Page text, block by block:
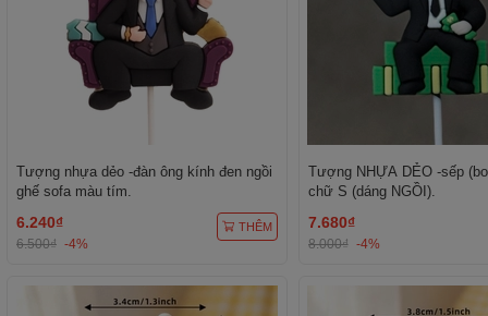
Tượng nhựa dẻo -đàn ông kính đen ngồi
ghế sofa màu tím.
6.240₫
6.500₫ -4%
THÊM
Tượng NHỰA DẺO -sếp
chữ S (dáng NGỒI).
7.680₫
8.000₫ -4%